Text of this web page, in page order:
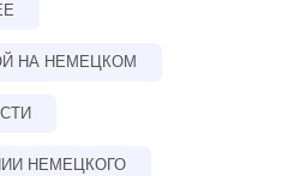
НА НЕМЕЦКОМ
НЕМЕЦКОГО